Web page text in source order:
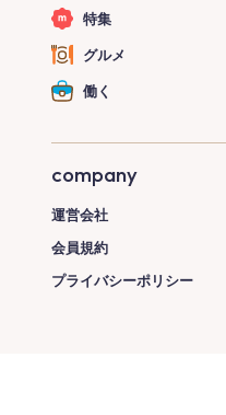
特集
グルメ
働く
company
運営会社
会員規約
プライバシーポリシー